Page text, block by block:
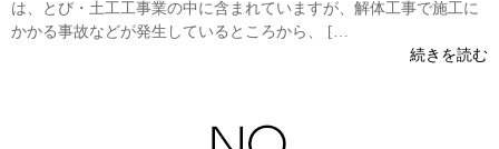
は、とび・土工工事業の中に含まれていますが、解体工事で施工に
かかる事故などが発生しているところから、 […
続きを読む